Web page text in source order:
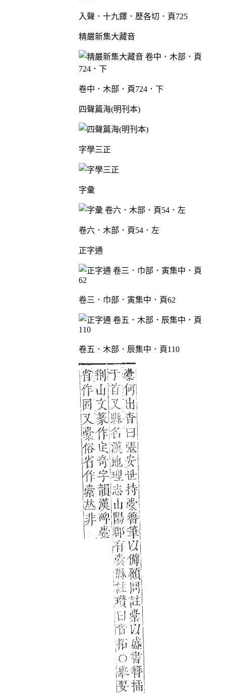
入聲．十九鐸．歷各切．頁725
精嚴新集大藏音
卷中．木部．頁724．下
四聲篇海(明刊本)
字學三正
字彙
卷六．木部．頁54．左
正字通
卷三．巾部．寅集中．頁62
卷五．木部．辰集中．頁110